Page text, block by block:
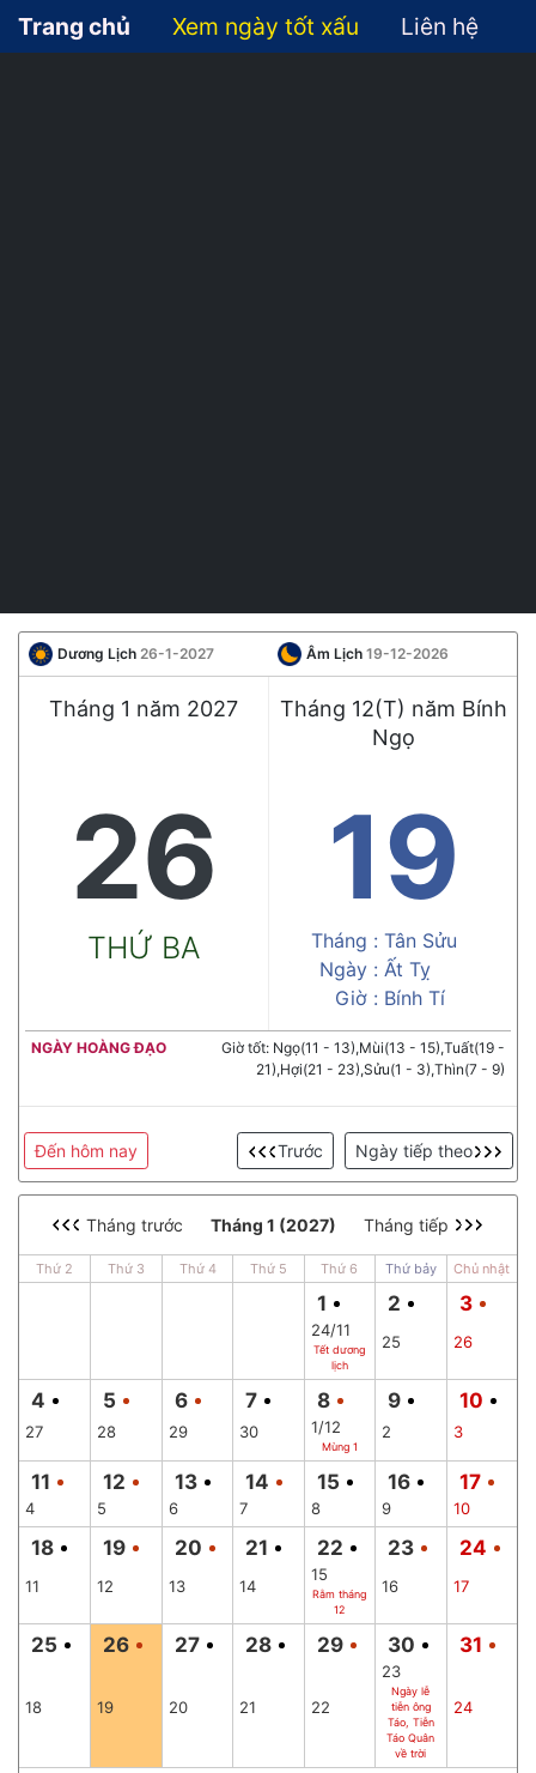
Trang chủ Xem ngày tốt xấu Liên hệ
Dương Lịch 26-1-2027 Âm Lịch 19-12-2026
Tháng 1 năm 2027
Tháng 12(T) năm Bính
Ngọ
26
THỨ BA
19
Tháng : Tân Sửu
Ngày : Ất Tỵ
Giờ : Bính Tí
NGÀY HOÀNG ĐẠO
Giờ tốt: Ngọ(11 - 13),Mùi(13 - 15),Tuất(19 -
21),Hợi(21 - 23),Sửu(1 - 3),Thìn(7 - 9)
Đến hôm nay Ngày tiếp theo
Trước
Tháng trước Tháng 1 (2027) Tháng tiếp
Thứ 2 Thứ 3 Thứ 4 Thứ 5 Thứ 6 Thứ bảy Chủ nhật
1
24/11
Tết dương
lịch
2
25
3
26
4
27
5
28
6
29
7
30
8
1/12
Mùng 1
9
2
10
3
11
4
12
5
13
6
14
7
15
8
16
9
17
10
18
11
19
12
20
13
21
14
22
15
Rằm tháng
12
23
16
24
17
25
18
26
19
27
20
28
21
29
22
30
23
Ngày lễ
tiễn ông
Táo, Tiễn
Táo Quân
về trời
31
24